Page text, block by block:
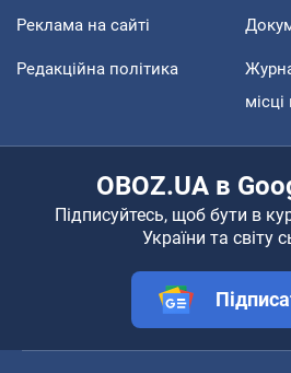
Реклама на сайті
Редакційна політика
місці
OBOZ.UA в
Підписуйтесь, щоб бути в
України та світу